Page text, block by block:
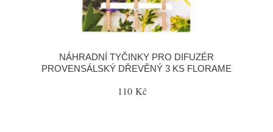
NÁHRADNÍ TYČINKY PRO DIFUZÉR
PROVENSÁLSKÝ DŘEVĚNÝ 3 KS FLORAME
110 Kč